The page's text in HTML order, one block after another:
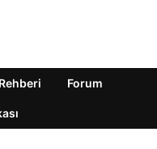
Forum